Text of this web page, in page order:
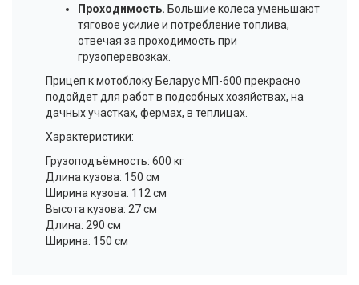
Проходимость. Большие колеса уменьшают
тяговое усилие и потребление топлива,
отвечая за проходимость при
грузоперевозках.
Прицеп к мотоблоку Беларус МП-600 прекрасно
подойдет для работ в подсобных хозяйствах, на
дачных участках, фермах, в теплицах.
Характеристики:
Грузоподъёмность: 600 кг
Длина кузова: 150 см
Ширина кузова: 112 см
Высота кузова: 27 см
Длина: 290 см
Ширина: 150 см